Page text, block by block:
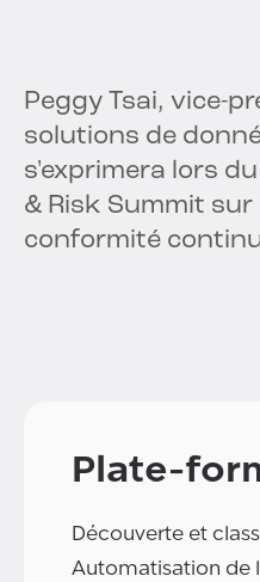
Peggy Tsai, vice-
solutions de
s'exprimera lors
& Risk Summit
conformité
Plate-
Découverte et
Automatisation de